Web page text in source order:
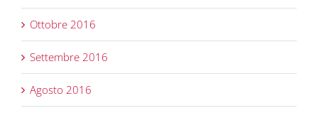
Ottobre 2016
Settembre 2016
Agosto 2016